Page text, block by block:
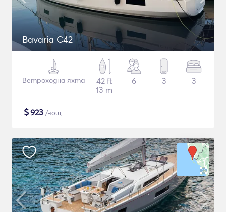
Bavaria C42
Ветроходна яхта
42 ft
13 m
6 3 3
$923 /нощ